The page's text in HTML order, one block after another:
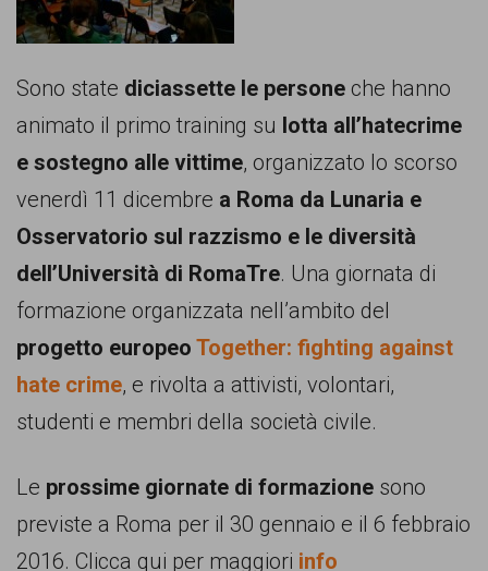
approfondimento
comunicazione
specificamente
dedicato
fenomeno
del
razzismo
curato
da
Lunaria
collaborazione
con
Sono state diciassette le persone che hanno
animato il primo training su lotta all’hatecrime
e sostegno alle vittime, organizzato lo scorso
venerdì 11 dicembre a Roma da Lunaria e
Osservatorio sul razzismo e le diversità
dell’Università di RomaTre. Una giornata di
formazione organizzata nell’ambito del
progetto europeo Together: fighting against
hate crime, e rivolta a attivisti, volontari,
studenti e membri della società civile.
Le prossime giornate di formazione sono
previste a Roma per il 30 gennaio e il 6 febbraio
2016. Clicca qui per maggiori info